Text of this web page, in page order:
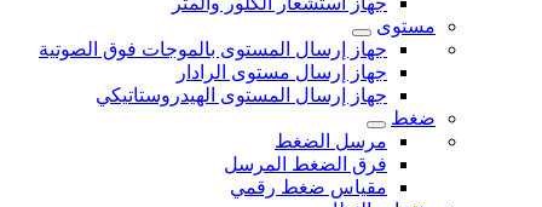
مستوى
جهاز إرسال المستوى بالموجات فوق الصوتية
جهاز إرسال مستوى الرادار
جهاز إرسال المستوى الهيدروستاتيكي
ضغط
مرسل الضغط
فرق الضغط المرسل
مقياس ضغط رقمي